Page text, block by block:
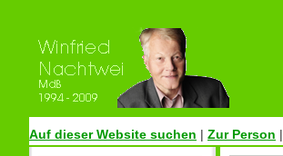
Auf dieser Website suchen | Zur Person |